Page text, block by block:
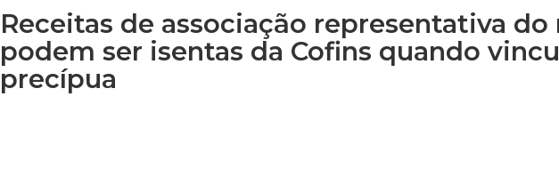
Receitas de associação representativa
podem ser isentas da Cofins quando
precípua